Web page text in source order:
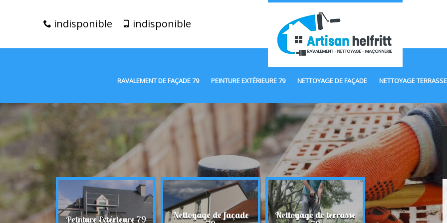
indisponible indisponible
RAVALEMENT DE FAÇADE 79 PEINTURE EXTÉRIEURE 79 NETTOYAGE DE FAÇADE NETTOYAGE
de façade Peinture Extérieure 79 Nettoyage de façade Nettoyage de terrasse Maçonnerie